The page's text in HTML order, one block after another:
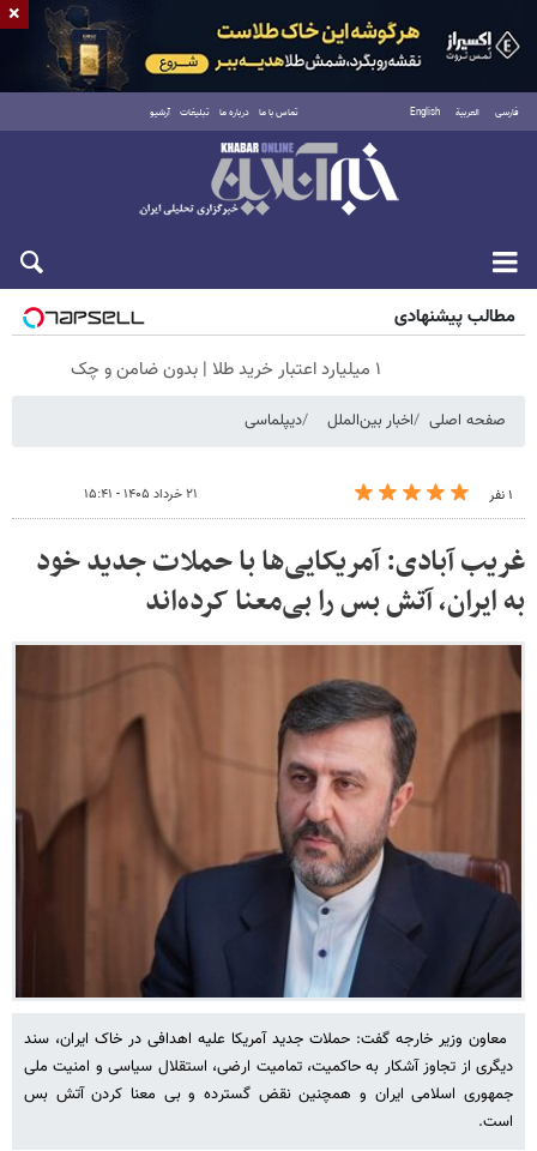
فارسی العربية English تماس با ما درباره ما تبلیغات آرشیو
پنجشنبه ۱۵ مرداد ۱۴۰۵
مطالب پیشنهادی
۱ میلیارد اعتبار خرید طلا | بدون ضامن و چک
صفحه اصلی اخبار بین‌الملل دیپلماسی
۱ نفر ۲۱ خرداد ۱۴۰۵ - ۱۵:۴۱
غریب آبادی: آمریکایی‌ها با حملات جدید خود
به ایران، آتش بس را بی‌معنا کرده‌اند
‌ معاون وزیر خارجه گفت: حملات جدید آمریکا علیه اهدافی در خاک ایران، سند
دیگری از تجاوز آشکار به حاکمیت، تمامیت ارضی، استقلال سیاسی و امنیت ملی
جمهوری اسلامی ایران و همچنین نقض گسترده و بی معنا کردن آتش بس
است.
×